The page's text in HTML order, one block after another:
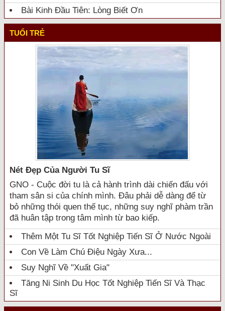
Bài Kinh Đầu Tiên: Lòng Biết Ơn
TUỔI TRẺ
Nét Đẹp Của Người Tu Sĩ
GNO - Cuộc đời tu là cả hành trình dài chiến đấu với
tham sân si của chính mình. Đâu phải dễ dàng để từ
bỏ những thói quen thế tục, những suy nghĩ phàm trần
đã huân tập trong tâm mình từ bao kiếp.
Thêm Một Tu Sĩ Tốt Nghiệp Tiến Sĩ Ở Nước Ngoài
Con Về Làm Chú Điệu Ngày Xưa...
Suy Nghĩ Về "xuất Gia"
Tăng Ni Sinh Du Học Tốt Nghiệp Tiến Sĩ Và Thạc
Sĩ